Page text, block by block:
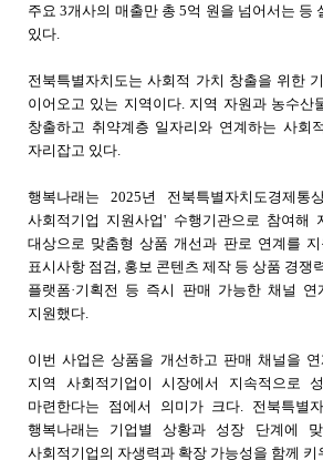
주요 3개사의 매출만 총 5억 원을 넘어서는 등
있다
전북특별자치도는 사회적 가치 창출을 위한
이어오고 있는 지역이다. 지역 자원과 농수산
창출하고 취약계층 일자리와 연계하는 사회
자리잡고 있다
행복나래는 2025년 전북특별자치도경제통
사회적기업 지원사업' 수행기관으로 참여해
대상으로 맞춤형 상품 개선과 판로 연계를 지
표시사항 점검 홍보 콘텐츠 제작 등 상품 경쟁
플랫폼·기획전 등 즉시 판매 가능한 채널
지원했다
이번 사업은 상품을 개선하고 판매 채널을
지역 사회적기업이 시장에서 지속적으로
마련한다는 점에서 의미가 크다
전북특별
행복나래는 기업별 상황과 성장 단계에
사회적기업의 자생력과 확장 가능성을 함께 키